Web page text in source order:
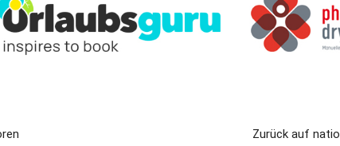
Zurück auf